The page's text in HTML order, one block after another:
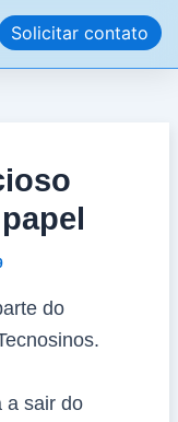
Solicitar contato
do
a sair do